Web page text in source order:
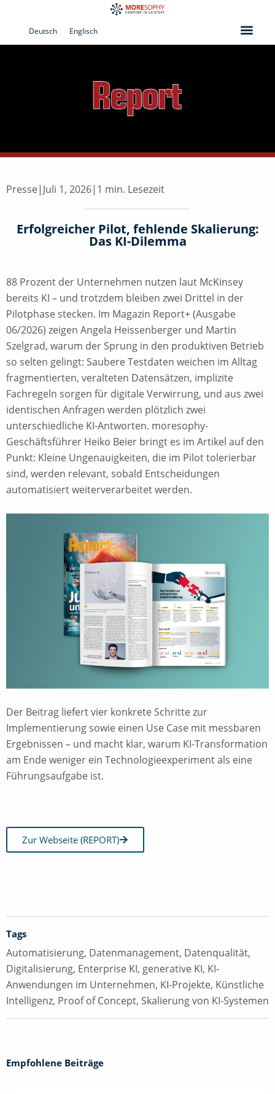
Deutsch Englisch
Presse| Juli 1, 2026| 1 min. Lesezeit
Erfolgreicher Pilot, fehlende Skalierung:
Das KI-Dilemma
88 Prozent der Unternehmen nutzen laut McKinsey
bereits KI – und trotzdem bleiben zwei Drittel in der
Pilotphase stecken. Im Magazin Report+ (Ausgabe
06/2026) zeigen Angela Heissenberger und Martin
Szelgrad, warum der Sprung in den produktiven Betrieb
so selten gelingt: Saubere Testdaten weichen im Alltag
fragmentierten, veralteten Datensätzen, implizite
Fachregeln sorgen für digitale Verwirrung, und aus zwei
identischen Anfragen werden plötzlich zwei
unterschiedliche KI-Antworten. moresophy-
Geschäftsführer Heiko Beier bringt es im Artikel auf den
Punkt: Kleine Ungenauigkeiten, die im Pilot tolerierbar
sind, werden relevant, sobald Entscheidungen
automatisiert weiterverarbeitet werden.
Der Beitrag liefert vier konkrete Schritte zur
Implementierung sowie einen Use Case mit messbaren
Ergebnissen – und macht klar, warum KI-Transformation
am Ende weniger ein Technologieexperiment als eine
Führungsaufgabe ist.
Zur Webseite (REPORT)
Tags
Automatisierung, Datenmanagement, Datenqualität,
Digitalisierung, Enterprise KI, generative KI, KI-
Anwendungen im Unternehmen, KI-Projekte, Künstliche
Intelligenz, Proof of Concept, Skalierung von KI-Systemen
Empfohlene Beiträge